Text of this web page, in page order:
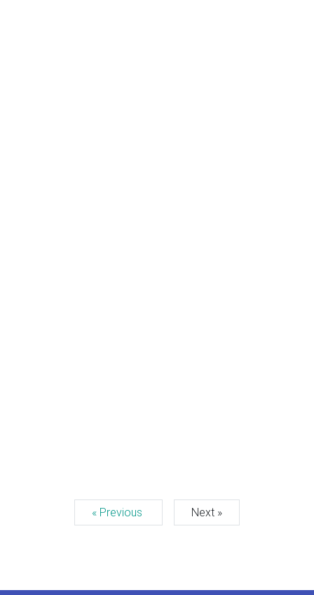
« Previous Next »